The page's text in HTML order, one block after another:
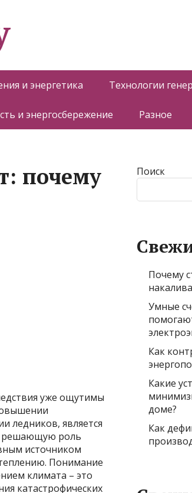
и энергетика Технологии
и энергосбережение Разное
почему
уже ощутимы
ледников, является
решающую роль
источником
Понимание
климата – это
катастрофических
Поиск
Почему
Умные
Как
Какие
доме?
Как